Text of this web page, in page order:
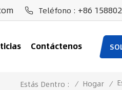
Teléfono : +86
Contáctenos
Estás Dentro : / Hogar /